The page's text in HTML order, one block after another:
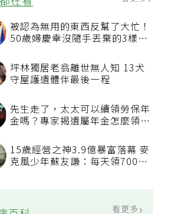
在看
被認為無用的東西反幫了大忙！
50歲婦慶幸沒隨手丟棄的3樣物
坪林獨居老翁離世無人知 13犬
守屋護遺體伴最後一程
先生走了，太太可以續領勞保年
看順位還要看資格
15歲經營之神3.9億暴富落幕 麥